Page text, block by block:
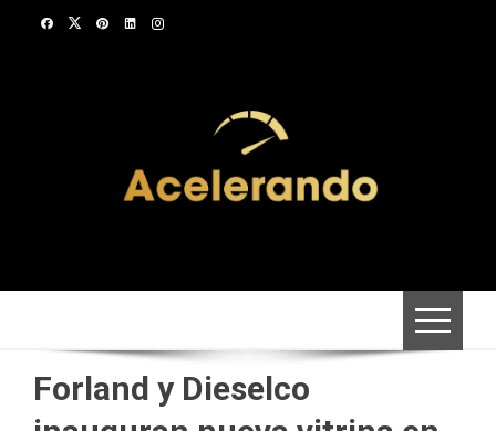
Forland y Dieselco